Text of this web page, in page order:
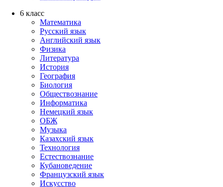
6 класс
Математика
Русский язык
Английский язык
Физика
Литература
История
География
Биология
Обществознание
Информатика
Немецкий язык
ОБЖ
Музыка
Казахский язык
Технология
Естествознание
Кубановедение
Французский язык
Искусство